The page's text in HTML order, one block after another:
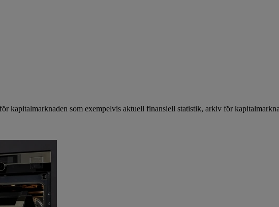
kapitalmarknaden som exempelvis aktuell finansiell statistik, arkiv för